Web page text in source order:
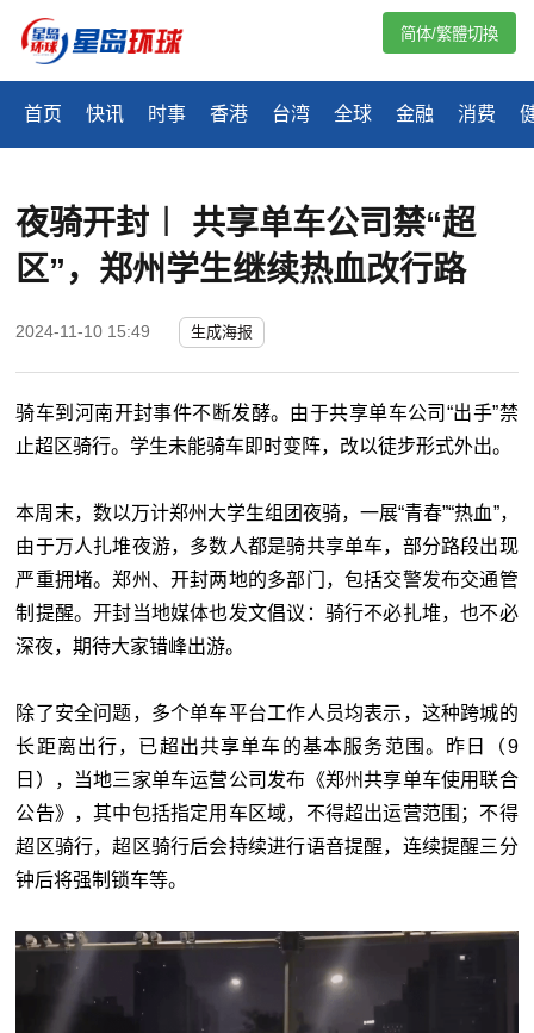
首页 快讯 时事 香港 台湾 全球 金融 消费
简体/繁體切換
夜骑开封︱ 共享单车公司禁“超
区”，郑州学生继续热血改行路
2024-11-10 15:49 生成海报
骑车到河南开封事件不断发酵。由于共享单车公司“出手”禁
止超区骑行。学生未能骑车即时变阵，改以徒步形式外出。
本周末，数以万计郑州大学生组团夜骑，一展“青春”“热血”，
由于万人扎堆夜游，多数人都是骑共享单车，部分路段出现
严重拥堵。郑州、开封两地的多部门，包括交警发布交通管
制提醒。开封当地媒体也发文倡议：骑行不必扎堆，也不必
深夜，期待大家错峰出游。
除了安全问题，多个单车平台工作人员均表示，这种跨城的
长距离出行，已超出共享单车的基本服务范围。昨日（9
日），当地三家单车运营公司发布《郑州共享单车使用联合
公告》，其中包括指定用车区域，不得超出运营范围；不得
超区骑行，超区骑行后会持续进行语音提醒，连续提醒三分
钟后将强制锁车等。